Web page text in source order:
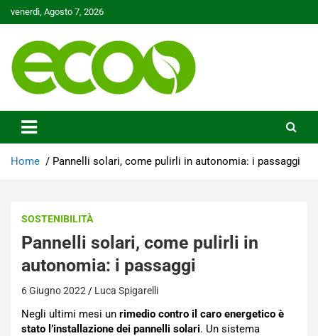
to
venerdì, Agosto 7, 2026
Ecoo.it
Home Pannelli solari, come pulirli in autonomia: i passaggi
SOSTENIBILITÀ
Pannelli solari, come pulirli in
autonomia: i passaggi
6 Giugno 2022 Luca Spigarelli
Negli ultimi mesi un rimedio contro il caro energetico è
stato l’installazione dei pannelli solari. Un sistema